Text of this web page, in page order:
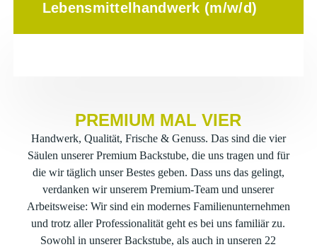
Lebensmittelhandwerk (m/w/d)
PREMIUM MAL VIER
Handwerk, Qualität, Frische & Genuss. Das sind die vier
Säulen unserer Premium Backstube, die uns tragen und für
die wir täglich unser Bestes geben. Dass uns das gelingt,
verdanken wir unserem Premium-Team und unserer
Arbeitsweise: Wir sind ein modernes Familienunternehmen
und trotz aller Professionalität geht es bei uns familiär zu.
Sowohl in unserer Backstube, als auch in unseren 22